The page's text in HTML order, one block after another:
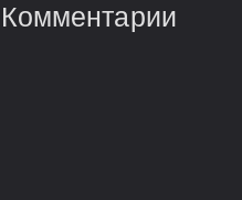
Комментарии